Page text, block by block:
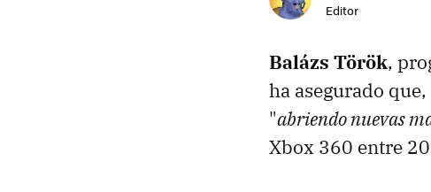
Editor
Balázs Török,
ha asegurado
"abriendo nuevas
Xbox 360 entre